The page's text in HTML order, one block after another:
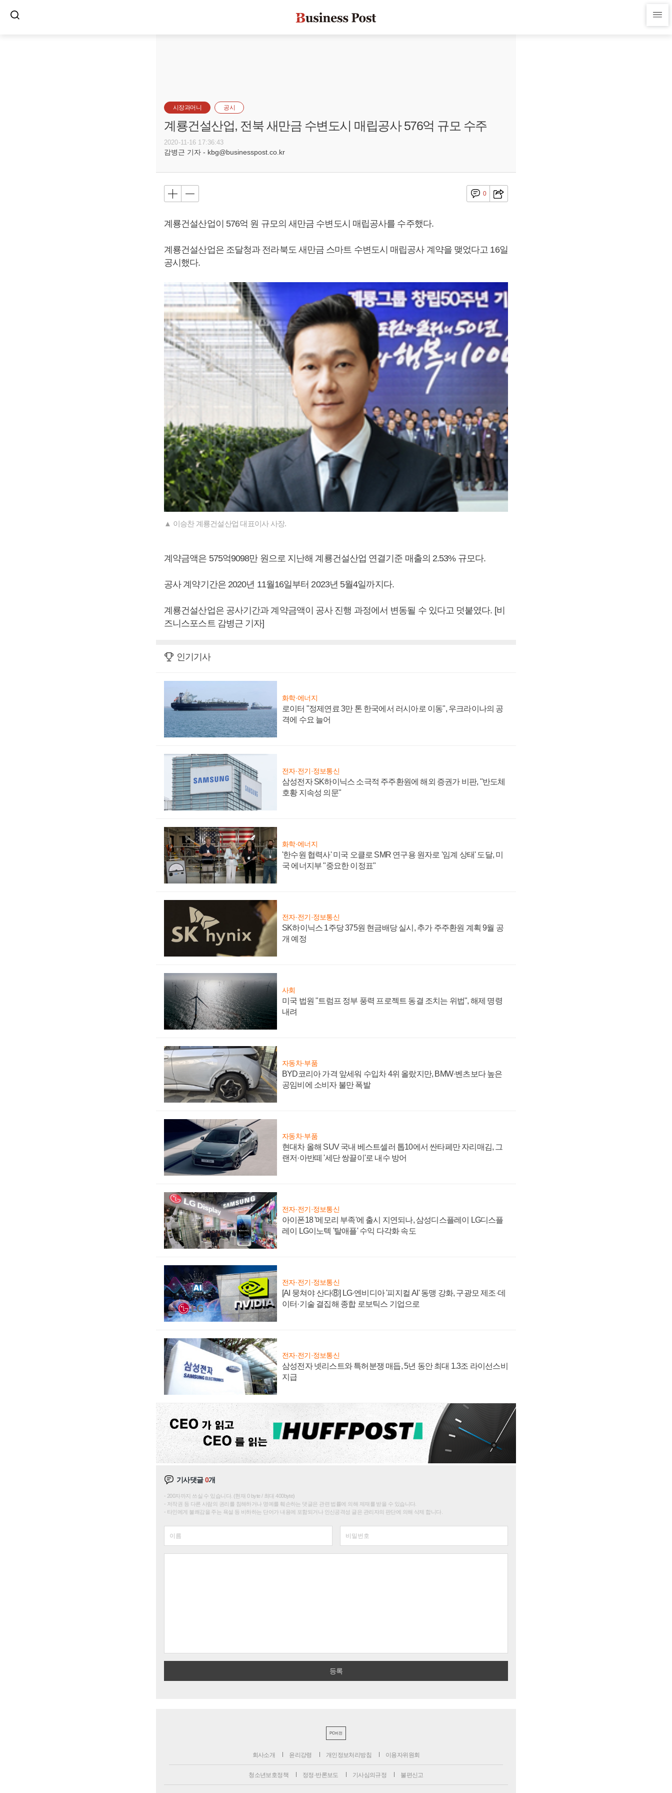
시장과머니 공시
계룡건설산업, 전북 새만금 수변도시 매립공사 576억 규모 수주
2020-11-16 17:36:43
감병근 기자 - kbg@businesspost.co.kr
0
계룡건설산업이 576억 원 규모의 새만금 수변도시 매립공사를 수주했다.
계룡건설산업은 조달청과 전라북도 새만금 스마트 수변도시 매립공사 계약을 맺었다고 16일
공시했다.
▲ 이승찬 계룡건설산업 대표이사 사장.
계약금액은 575억9098만 원으로 지난해 계룡건설산업 연결기준 매출의 2.53% 규모다.
공사 계약기간은 2020년 11월16일부터 2023년 5월4일까지다.
계룡건설산업은 공사기간과 계약금액이 공사 진행 과정에서 변동될 수 있다고 덧붙였다. [비
즈니스포스트 감병근 기자]
인기기사
화학·에너지
로이터 "정제연료 3만 톤 한국에서 러시아로 이동", 우크라이나의 공
격에 수요 늘어
전자·전기·정보통신
삼성전자 SK하이닉스 소극적 주주환원에 해외 증권가 비판, "반도체
호황 지속성 의문"
화학·에너지
'한수원 협력사' 미국 오클로 SMR 연구용 원자로 '임계 상태' 도달, 미
국 에너지부 "중요한 이정표"
전자·전기·정보통신
SK하이닉스 1주당 375원 현금배당 실시, 추가 주주환원 계획 9월 공
개 예정
사회
미국 법원 "트럼프 정부 풍력 프로젝트 동결 조치는 위법", 해제 명령
내려
자동차·부품
BYD코리아 가격 앞세워 수입차 4위 올랐지만, BMW·벤츠보다 높은
공임비에 소비자 불만 폭발
자동차·부품
현대차 올해 SUV 국내 베스트셀러 톱10에서 싼타페만 자리매김, 그
랜저·아반떼 '세단 쌍끌이'로 내수 방어
전자·전기·정보통신
아이폰18 '메모리 부족'에 출시 지연되나, 삼성디스플레이 LG디스플
레이 LG이노텍 '탈애플' 수익 다각화 속도
전자·전기·정보통신
[AI 뭉쳐야 산다⑧] LG·엔비디아 '피지컬 AI' 동맹 강화, 구광모 제조·데
이터·기술 결집해 종합 로보틱스 기업으로
전자·전기·정보통신
삼성전자 넷리스트와 특허분쟁 매듭, 5년 동안 최대 1.3조 라이선스비
지급
기사댓글0개
200자까지 쓰실 수 있습니다. (현재 0 byte / 최대 400byte)
저작권 등 다른 사람의 권리를 침해하거나 명예를 훼손하는 댓글은 관련 법률에 의해 제재를 받을 수 있습니다.
타인에게 불쾌감을 주는 욕설 등 비하하는 단어가 내용에 포함되거나 인신공격성 글은 관리자의 판단에 의해 삭제 합니다.
PC버전
회사소개 윤리강령 개인정보처리방침 이용자위원회
청소년보호정책 정정·반론보도 기사심의규정 불편신고